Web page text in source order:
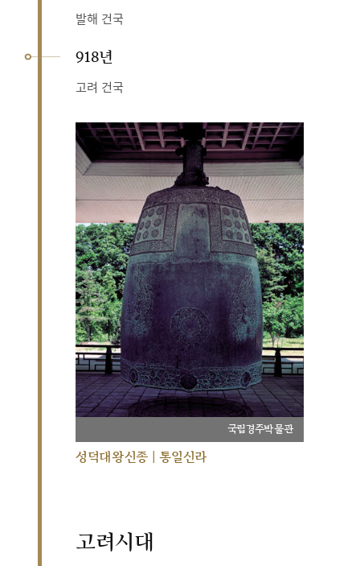
발해 건국
918년
고려 건국
국립경주박물관
성덕대왕신종 | 통일신라
고려시대